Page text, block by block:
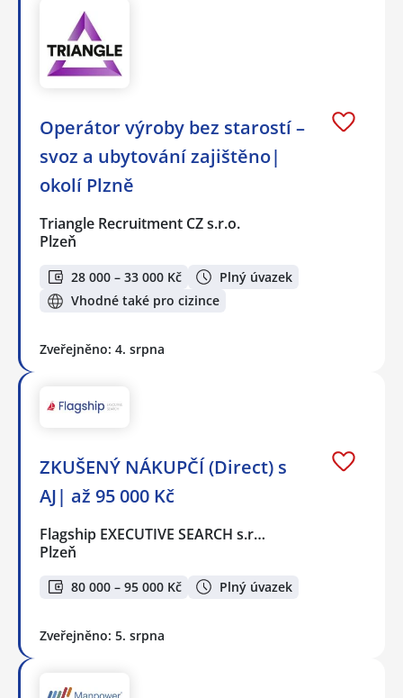
Operátor výroby bez starostí –
svoz a ubytování zajištěno|
okolí Plzně
Triangle Recruitment CZ s.r.o.
Plzeň
28 000 – 33 000 Kč
Plný úvazek
Vhodné také pro cizince
Zveřejněno: 4. srpna
ZKUŠENÝ NÁKUPČÍ (Direct) s
AJ| až 95 000 Kč
Flagship EXECUTIVE SEARCH s.r…
Plzeň
80 000 – 95 000 Kč Plný úvazek
Zveřejněno: 5. srpna